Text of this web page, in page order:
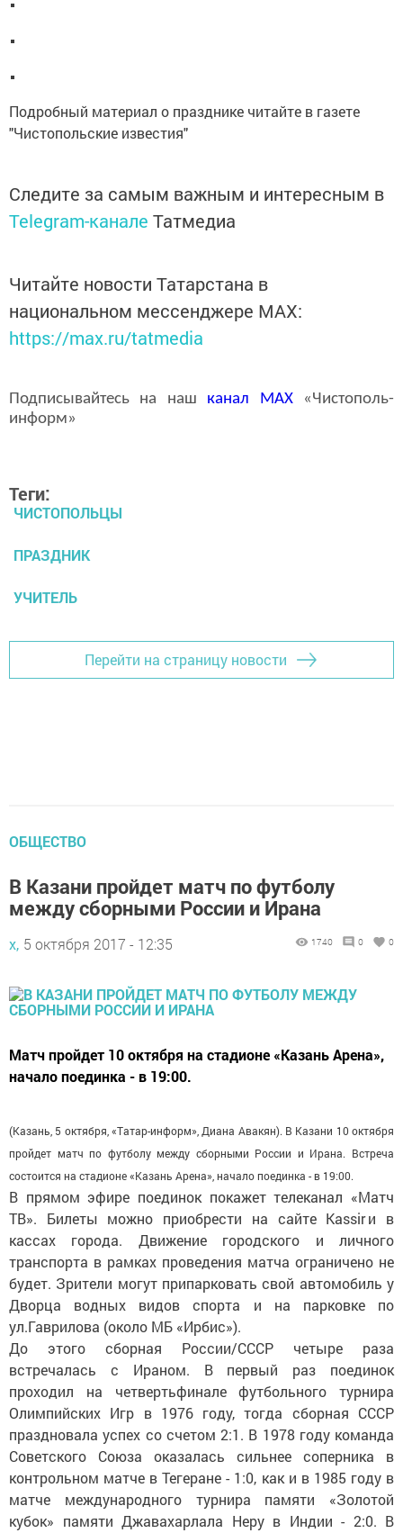
Подробный материал о празднике читайте в газете
"Чистопольские известия"
Следите за самым важным и интересным в
Telegram-канале Татмедиа
Читайте новости Татарстана в
национальном мессенджере MАХ:
https://max.ru/tatmedia
Подписывайтесь на наш канал MAX«Чистополь-
информ»
Теги:
ЧИСТОПОЛЬЦЫ
ПРАЗДНИК
УЧИТЕЛЬ
Перейти на страницу новости
ОБЩЕСТВО
В Казани пройдет матч по футболу
между сборными России и Ирана
х, 5 октября 2017 - 12:35 1740 0 0
Матч пройдет 10 октября на стадионе «Казань Арена»,
начало поединка - в 19:00.
(Казань, 5 октября, «Татар-информ», Диана Авакян). В Казани 10 октября
пройдет матч по футболу между сборными России и Ирана. Встреча
состоится на стадионе «Казань Арена», начало поединка - в 19:00.
В прямом эфире поединок покажет телеканал «Матч
ТВ». Билеты можно приобрести на сайте Kassir и в
кассах города. Движение городского и личного
транспорта в рамках проведения матча ограничено не
будет. Зрители могут припарковать свой автомобиль у
Дворца водных видов спорта и на парковке по
ул.Гаврилова (около МБ «Ирбис»).
До этого сборная России/СССР четыре раза
встречалась с Ираном. В первый раз поединок
проходил на четвертьфинале футбольного турнира
Олимпийских Игр в 1976 году, тогда сборная СССР
праздновала успех со счетом 2:1. В 1978 году команда
Советского Союза оказалась сильнее соперника в
контрольном матче в Тегеране - 1:0, как и в 1985 году в
матче международного турнира памяти «Золотой
кубок» памяти Джавахарлала Неру в Индии - 2:0. В